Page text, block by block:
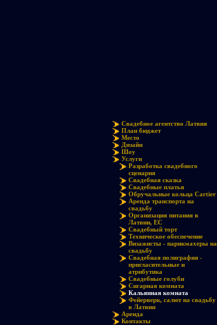
Свадебное агентство Латвия
План бюджет
Место
Дизайн
Шоу
Услуги
Разработка свадебного
сценария
Свадебная сказка
Свадебные платья
Обручальные кольца Cartier
Аренда транспорта на
свадьбу
Организация питания в
Латвии, ЕС
Свадебный торт
Техническое обеспечение
Визажисты - парикмахеры на
свадьбу
Свадебная полиграфия -
пригласительные и
атрибутика
Свадебные голуби
Сигарная комната
Кальянная комната
Фейерверк, салют на свадьбу
в Латвии
Аренда
Контакты